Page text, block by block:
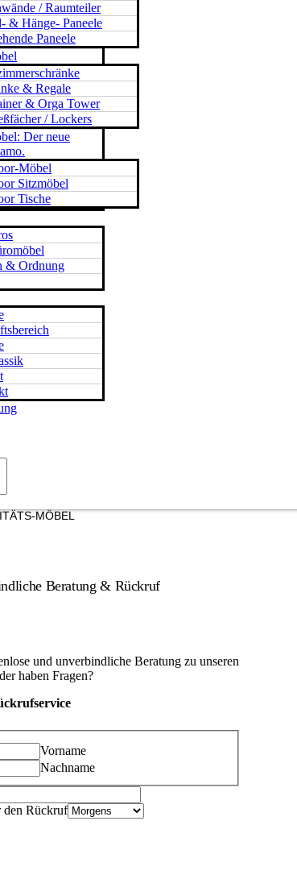
/ Raumteiler
& Hänge- Paneele
Paneele
& Regale
& Orga Tower
/ Lockers
Der neue
Möbel
Sitzmöbel
Tische
& Ordnung
MÖBEL
Beratung & Rückruf
und unverbindliche Beratung zu unseren
haben Fragen?
Vorname
Nachname
den Rückruf